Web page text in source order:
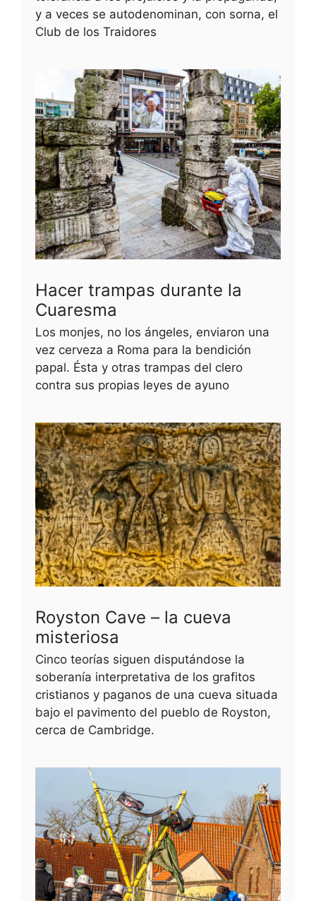
y a veces se autodenominan, con sorna, el
Club de los Traidores
Hacer trampas durante la
Cuaresma
Los monjes, no los ángeles, enviaron una
vez cerveza a Roma para la bendición
papal. Ésta y otras trampas del clero
contra sus propias leyes de ayuno
Royston Cave – la cueva
misteriosa
Cinco teorías siguen disputándose la
soberanía interpretativa de los grafitos
cristianos y paganos de una cueva situada
bajo el pavimento del pueblo de Royston,
cerca de Cambridge.